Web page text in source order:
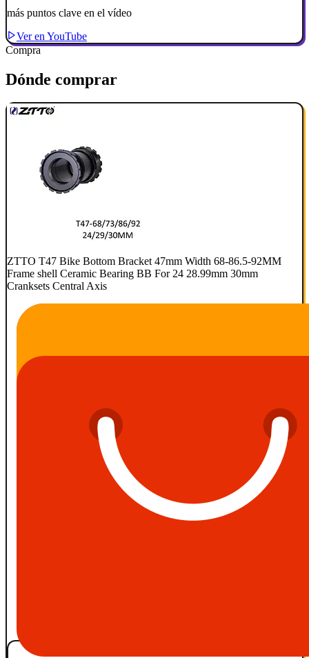
más puntos clave en el vídeo
Ver en YouTube
Compra
Dónde comprar
ZTTO T47 Bike Bottom Bracket 47mm Width 68-86.5-92MM
Frame shell Ceramic Bearing BB For 24 28.99mm 30mm
Cranksets Central Axis